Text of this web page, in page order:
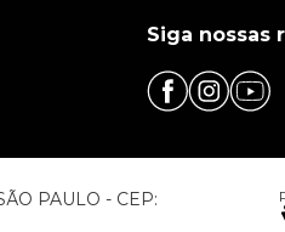
Siga nossas
PAULO - CEP: